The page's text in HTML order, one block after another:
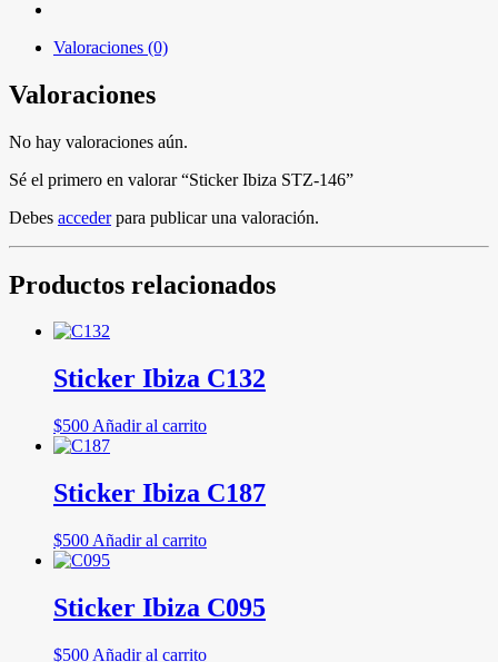
Valoraciones (0)
Valoraciones
No hay valoraciones aún.
Sé el primero en valorar “Sticker Ibiza STZ-146”
Debes accederpara publicar una valoración.
Productos relacionados
Sticker Ibiza C132
$500 Añadir al carrito
Sticker Ibiza C187
$500 Añadir al carrito
Sticker Ibiza C095
$500 Añadir al carrito